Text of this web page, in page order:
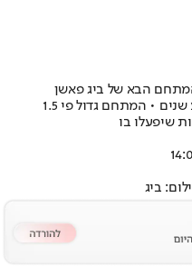
רשת מרכזי הקניות תתרחב בעוד ארבע שנים • המתחם גדול פי 1.5
שיפעלו בו
ביג